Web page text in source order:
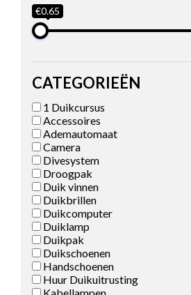
€0.65
CATEGORIEËN
1 Duikcursus
Accessoires
Ademautomaat
Camera
Divesystem
Droogpak
Duik vinnen
Duikbrillen
Duikcomputer
Duiklamp
Duikpak
Duikschoenen
Handschoenen
Huur Duikuitrusting